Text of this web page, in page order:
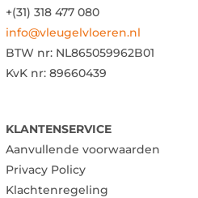
+(31) 318 477 080
info@vleugelvloeren.nl
BTW nr: NL865059962B01
KvK nr: 89660439
KLANTENSERVICE
Aanvullende voorwaarden
Privacy Policy
Klachtenregeling